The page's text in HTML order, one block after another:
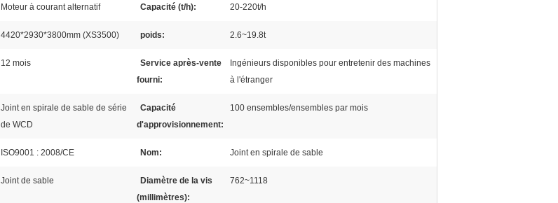
Moteur à courant alternatif Capacité (t/h): 20-220t/h
4420*2930*3800mm (XS3500) poids: 2.6~19.8t
12 mois
Service après-vente
fourni:
Ingénieurs disponibles pour entretenir des machines
à l'étranger
Joint en spirale de sable de série
de WCD
Capacité
d'approvisionnement:
100 ensembles/ensembles par mois
ISO9001 : 2008/CE Nom: Joint en spirale de sable
Joint de sable
Diamètre de la vis
(millimètres):
762~1118